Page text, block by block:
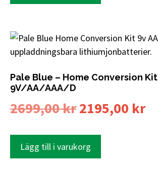
Pale Blue – Home Conversion Kit
9V/AA/AAA/D
2699,00kr2195,00 kr
Lägg till i varukorg